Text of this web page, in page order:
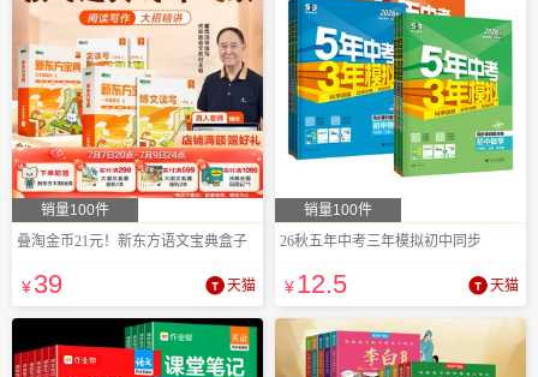
销量100件
叠淘金币21元！新东方语文宝典盒子
¥39 天猫
销量100件
26秋五年中考三年模拟初中同步
¥12.5 天猫